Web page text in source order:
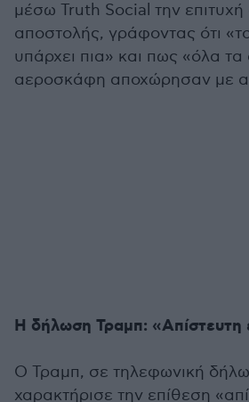
μέσω Truth Social την
αποστολής, γράφοντας ότι
υπάρχει πια» και πως «όλα τα
αεροσκάφη αποχώρησαν με
Η δήλωση Τραμπ: «Απίστευτη
Ο Τραμπ, σε τηλεφωνική
χαρακτήρισε την επίθεση